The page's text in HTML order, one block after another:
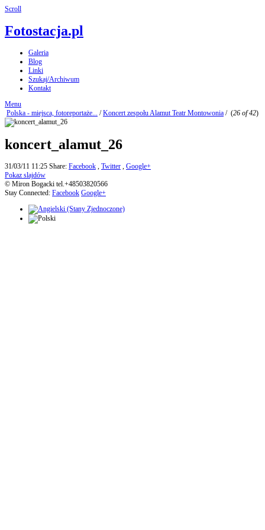
Scroll
Fotostacja.pl
Galeria
Blog
Linki
Szukaj/Archiwum
Kontakt
Menu
Polska - miejsca, fotoreportaże... /Koncert zespołu Alamut Teatr Montowonia / (26 of 42)
koncert_alamut_26
31/03/11 11:25 Share: Facebook , Twitter , Google+
Pokaz slajdów
© Miron Bogacki tel.+48503820566
Stay Connected: Facebook Google+